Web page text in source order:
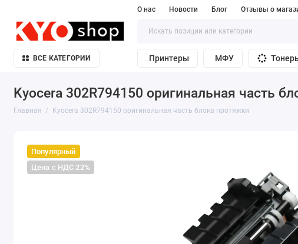
О нас Новости Блог Отзывы о
ВСЕ КАТЕГОРИИ Принтеры МФУ
Kyocera 302R794150 оригинальная часть
Главная Kyocera 302R794150 оригинальная часть блока протяжки
Популярный
Цена с НДС 22%